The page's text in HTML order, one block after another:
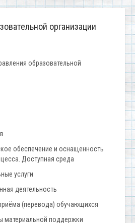
организации
образовательной
обеспечение и оснащенность
Доступная среда
услуги
деятельность
(перевода) обучающихся
материальной поддержки